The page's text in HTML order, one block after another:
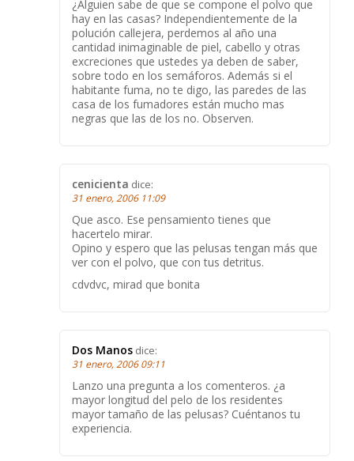
¿Alguien sabe de que se compone el polvo que
hay en las casas? Independientemente de la
polución callejera, perdemos al año una
cantidad inimaginable de piel, cabello y otras
excreciones que ustedes ya deben de saber,
sobre todo en los semáforos. Además si el
habitante fuma, no te digo, las paredes de las
casa de los fumadores están mucho mas
negras que las de los no. Observen.
cenicienta dice:
31 enero, 2006 11:09
Que asco. Ese pensamiento tienes que
hacertelo mirar.
Opino y espero que las pelusas tengan más que
ver con el polvo, que con tus detritus.
cdvdvc, mirad que bonita
Dos Manos dice:
31 enero, 2006 09:11
Lanzo una pregunta a los comenteros. ¿a
mayor longitud del pelo de los residentes
mayor tamaño de las pelusas? Cuéntanos tu
experiencia.